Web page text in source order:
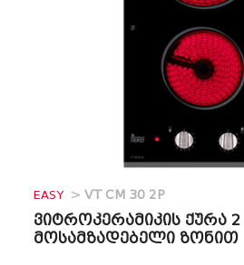
EASY > VT CM 30 2P
ვიტროკერამიკის ქურა 2
მოსამზადებელი ზონით